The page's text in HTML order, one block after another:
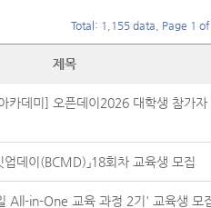
Total: 1,155 data, Page 1
제목
카데미] 오픈데이2026 대학생 참가자
업데이(BCMD)」18회차 교육생 모집
All-in-One 교육 과정 2기' 교육생 모